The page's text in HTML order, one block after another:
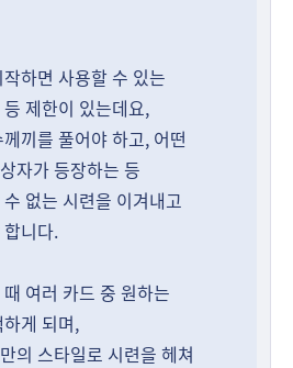
하면 사용할 수 있는
제한이 있는데요,
끼를 풀어야 하고, 어떤
자가 등장하는 등
없는 시련을 이겨내고
니다.
여러 카드 중 원하는
게 되며,
의 스타일로 시련을 헤쳐